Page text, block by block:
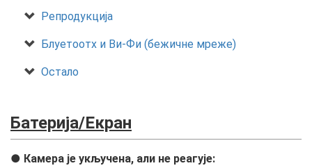
Репродукција
Блуетоотх и Ви‑Фи (бежичне мреже)
Остало
Батерија/Екран
Камера је укључена, али не реагује: